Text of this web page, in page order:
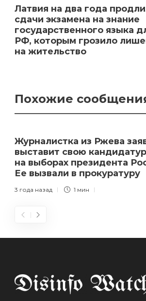
Латвия на два года
сдачи экзамена на знание
государственного языка
РФ, которым грозило
на жительство
Похожие
Журналистка из Ржева
выставит свою
на выборах президента
Ее вызвали в прокуратуру
3 года назад 1 мин